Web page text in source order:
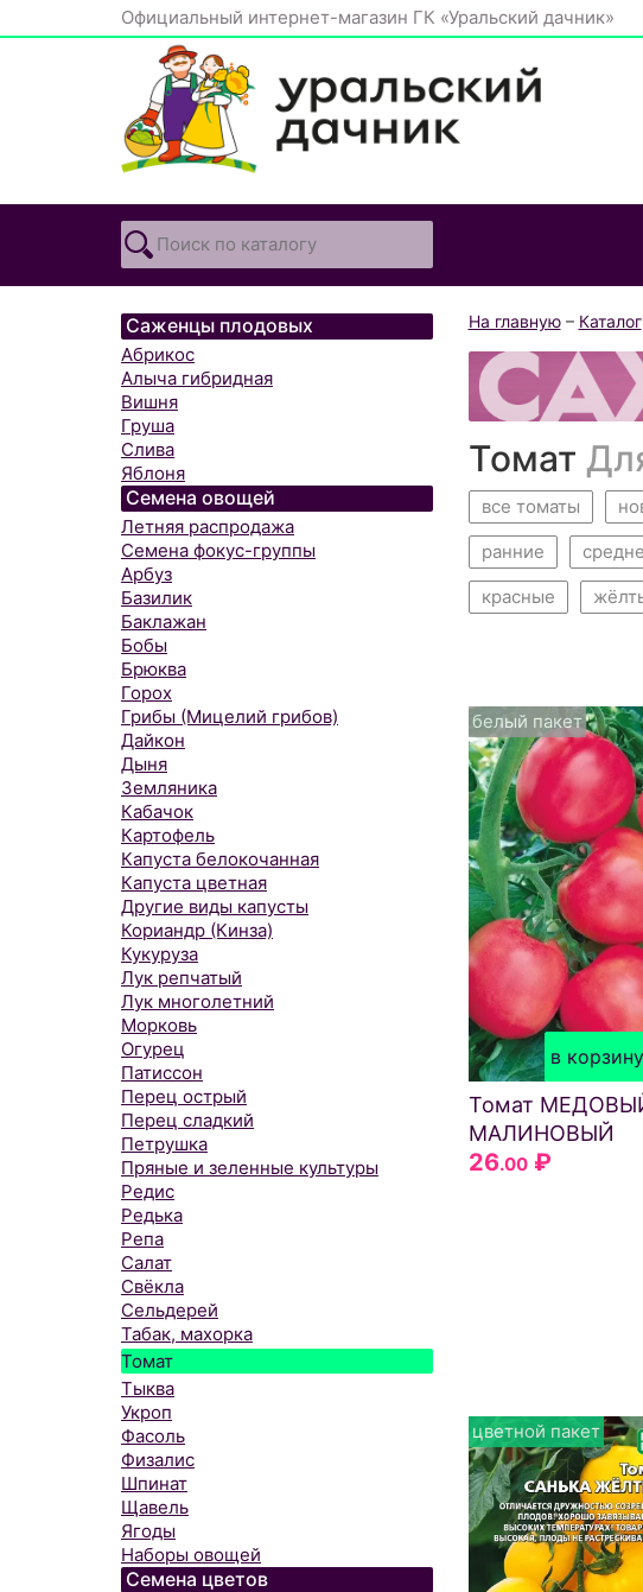
Официальный интернет-магазин ГК «Уральский дачник»
Саженцы плодовых
Абрикос
Алыча гибридная
Вишня
Груша
Слива
Яблоня
Семена овощей
Летняя распродажа
Семена фокус-группы
Арбуз
Базилик
Баклажан
Бобы
Брюква
Горох
Грибы (Мицелий грибов)
Дайкон
Дыня
Земляника
Кабачок
Картофель
Капуста белокочанная
Капуста цветная
Другие виды капусты
Кориандр (Кинза)
Кукуруза
Лук репчатый
Лук многолетний
Морковь
Огурец
Патиссон
Перец острый
Перец сладкий
Петрушка
Пряные и зеленные культуры
Редис
Редька
Репа
Салат
Свёкла
Сельдерей
Табак, махорка
Томат
Тыква
Укроп
Фасоль
Физалис
Шпинат
Щавель
Ягоды
Наборы овощей
Семена цветов
На главную– Каталог
Томат
все томаты
ранние
красные
в корзину
белый пакет
Томат
МАЛИНОВЫЙ
26.00₽
цветной пакет